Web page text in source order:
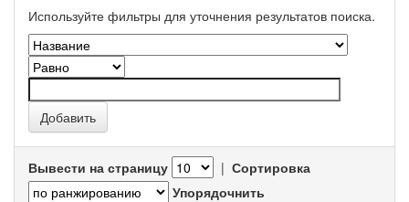
Используйте фильтры для уточнения результатов поиска.
Вывести на страницу | Сортировка
Упорядочнить